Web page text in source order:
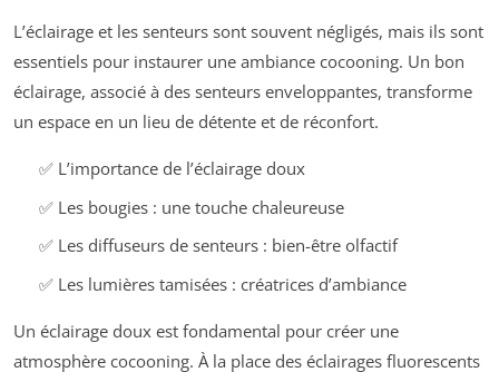
L’éclairage et les senteurs sont souvent négligés, mais ils sont
essentiels pour instaurer une ambiance cocooning. Un bon
éclairage, associé à des senteurs enveloppantes, transforme
un espace en un lieu de détente et de réconfort.
✅ L’importance de l’éclairage doux
✅ Les bougies : une touche chaleureuse
✅ Les diffuseurs de senteurs : bien-être olfactif
✅ Les lumières tamisées : créatrices d’ambiance
Un éclairage doux est fondamental pour créer une
atmosphère cocooning. À la place des éclairages fluorescents